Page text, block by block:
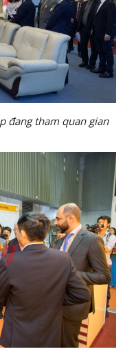
đang tham quan gian